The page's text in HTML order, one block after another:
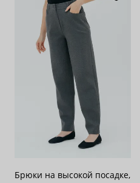
Брюки на высокой посадке,